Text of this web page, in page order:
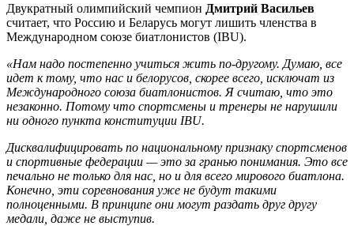
Двукратный олимпийский чемпион Дмитрий Васильев
считает, что Россию и Беларусь могут лишить членства в
Международном союзе биатлонистов (IBU).
«Нам надо постепенно учиться жить по-другому. Думаю, все
идет к тому, что нас и белорусов, скорее всего, исключат из
Международного союза биатлонистов. Я считаю, что это
незаконно. Потому что спортсмены и тренеры не нарушили
ни одного пункта конституции IBU.
Дисквалифицировать по национальному признаку спортсменов
и спортивные федерации — это за гранью понимания. Это все
печально не только для нас, но и для всего мирового биатлона.
Конечно, эти соревнования уже не будут такими
полноценными. В принципе они могут раздать друг другу
медали, даже не выступив.